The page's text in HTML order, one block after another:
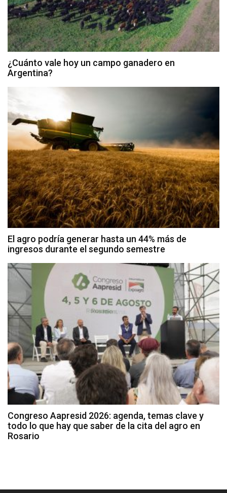
¿Cuánto vale hoy un campo ganadero en
Argentina?
El agro podría generar hasta un 44% más de
ingresos durante el segundo semestre
Congreso Aapresid 2026: agenda, temas clave y
todo lo que hay que saber de la cita del agro en
Rosario